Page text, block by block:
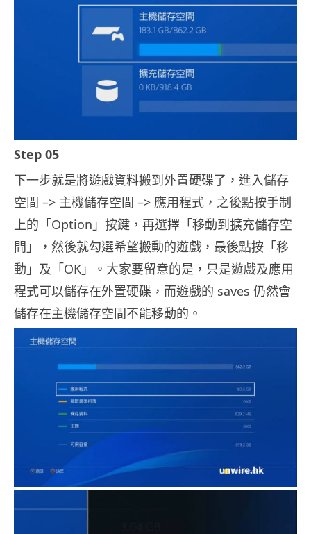
Step 05
下一步就是將遊戲資料搬到外置硬碟了，進入儲存
空間 –> 主機儲存空間 –> 應用程式，之後點按手制
上的「Option」按鍵，再選擇「移動到擴充儲存空
間」，然後就勾選希望搬動的遊戲，最後點按「移
動」及「OK」。大家要留意的是，只是遊戲及應用
程式可以儲存在外置硬碟，而遊戲的 saves 仍然會
儲存在主機儲存空間不能移動的。